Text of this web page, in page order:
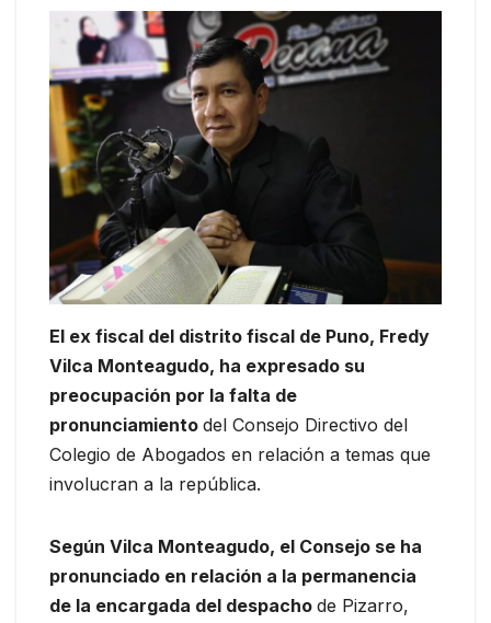
El ex fiscal del distrito fiscal de Puno, Fredy
Vilca Monteagudo, ha expresado su
preocupación por la falta de
pronunciamiento del Consejo Directivo del
Colegio de Abogados en relación a temas que
involucran a la república.
Según Vilca Monteagudo, el Consejo se ha
pronunciado en relación a la permanencia
de la encargada del despacho de Pizarro,